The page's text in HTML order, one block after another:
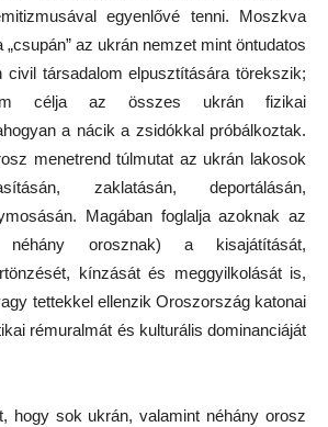
egyenlővé tenni. Moszkva
„csupán” az ukrán nemzet mint öntudatos
civil társadalom elpusztítására törekszik;
célja az összes ukrán fizikai
a nácik a zsidókkal próbálkoztak.
menetrend túlmutat az ukrán lakosok
zaklatásán, deportálásán,
Magában foglalja azoknak az
orosznak) a kisajátítását,
kínzását és meggyilkolását is,
tettekkel ellenzik Oroszország katonai
rémuralmát és kulturális dominanciáját
hogy sok ukrán, valamint néhány orosz